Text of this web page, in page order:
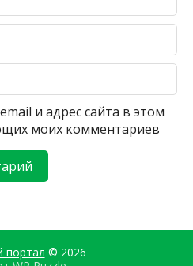
и адрес сайта в этом
моих комментариев
портал © 2026